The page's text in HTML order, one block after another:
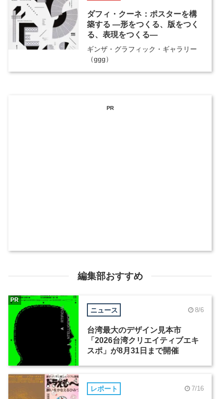
ダフィ・クーネ：ポスターを構
築する ―形をつくる、版をつく
る、表現をつくる―
ギンザ・グラフィック・ギャラリー
（ggg）
PR
編集部おすすめ
ニュース 8/6
台湾最大のデザイン見本市
「2026台湾クリエイティブエキ
スポ」が8月31日まで開催
PR
レポート 7/16